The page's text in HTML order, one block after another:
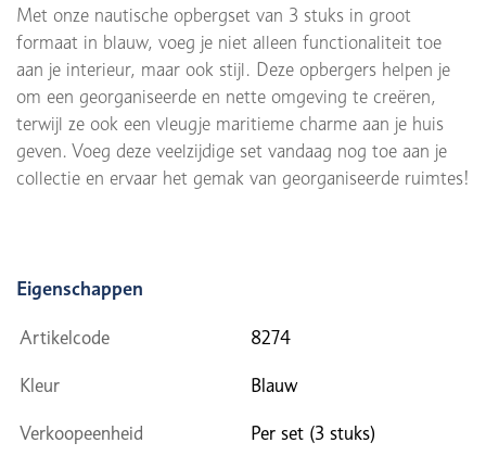
Met onze nautische opbergset van 3 stuks in groot
formaat in blauw, voeg je niet alleen functionaliteit toe
aan je interieur, maar ook stijl. Deze opbergers helpen je
om een georganiseerde en nette omgeving te creëren,
terwijl ze ook een vleugje maritieme charme aan je huis
geven. Voeg deze veelzijdige set vandaag nog toe aan je
collectie en ervaar het gemak van georganiseerde ruimtes!
Eigenschappen
Artikelcode 8274
Kleur Blauw
Verkoopeenheid Per set (3 stuks)